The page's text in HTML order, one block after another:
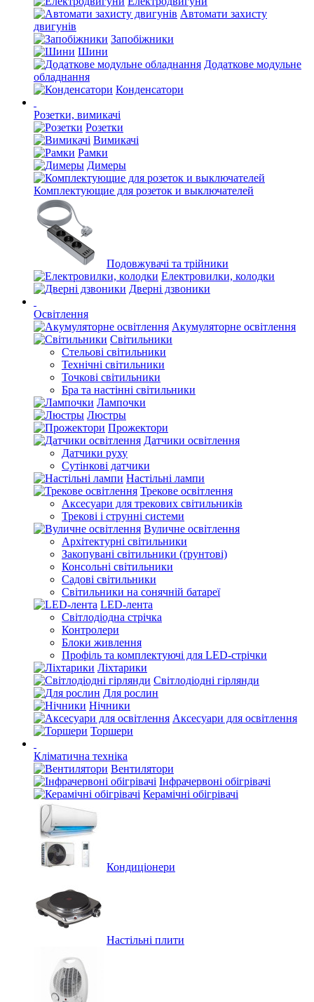
Автомати захисту
двигунів
Запобіжники
Шини
Додаткове модульне
обладнання
Конденсатори
Розетки, вимикачі
Розетки
Вимикачі
Рамки
Димеры
Комплектующие для розеток и выключателей
Подовжувачі та трійники
Електровилки, колодки
Дверні дзвоники
Освітлення
Акумуляторне освітлення
Світильники
Стельові світильники
Технічні світильники
Точкові світильники
Бра та настінні світильники
Лампочки
Люстры
Прожектори
Датчики освітлення
Датчики руху
Сутінкові датчики
Настільні лампи
Трекове освітлення
Аксесуари для трекових світильників
Трекові і струнні системи
Вуличне освітлення
Архітектурні світильники
Закопувані світильники (ґрунтові)
Консольні світильники
Садові світильники
Світильники на сонячній батареї
LED-лента
Світлодіодна стрічка
Контролери
Блоки живлення
Профіль та комплектуючі для LED-стрічки
Ліхтарики
Світлодіодні гірлянди
Для рослин
Нічники
Аксесуари для освітлення
Торшери
Кліматична техніка
Вентилятори
Інфрачервоні обігрівачі
Керамічні обігрівачі
Кондиціонери
Настільні плити